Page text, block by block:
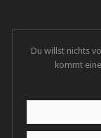
Du willst nichts
kommt